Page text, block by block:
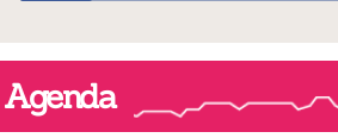
Agenda